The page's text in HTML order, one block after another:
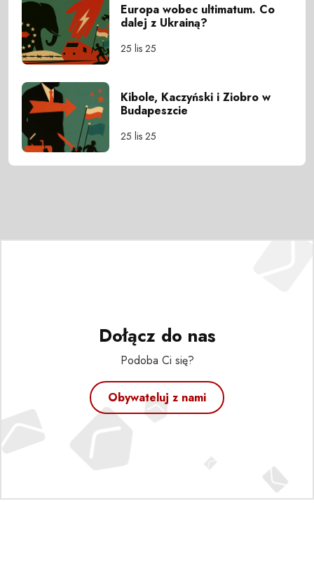
Europa wobec ultimatum. Co
dalej z Ukrainą?
25 lis 25
Kibole, Kaczyński i Ziobro w
Budapeszcie
25 lis 25
Dołącz do nas
Podoba Ci się?
Obywateluj z nami